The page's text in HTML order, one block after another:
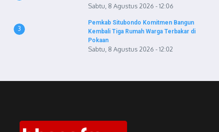
Sabtu, 8 Agustus 2026 - 12:06
3
Pemkab Situbondo Komitmen Bangun
Kembali Tiga Rumah Warga Terbakar di
Pokaan
Sabtu, 8 Agustus 2026 - 12:02